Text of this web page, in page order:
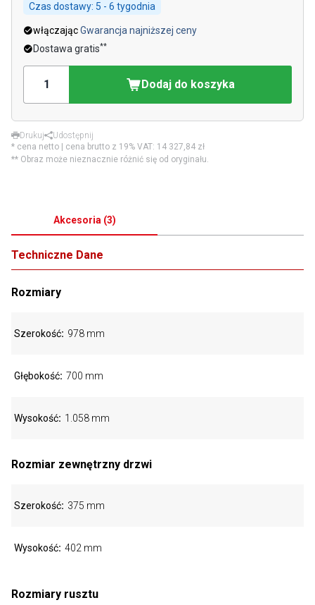
Czas dostawy: 5 - 6 tygodnia
włączającGwarancja najniższej ceny
Dostawa gratis**
Dodaj do koszyka
Drukuj
Udostępnij
* cena netto | cena brutto z 19% VAT: 14 327,84 zł
** Obraz może nieznacznie różnić się od oryginału.
Akcesoria (3)
Techniczne Dane
Rozmiary
Szerokość 978 mm
Głębokość 700 mm
Wysokość 1.058 mm
Rozmiar zewnętrzny drzwi
Szerokość 375 mm
Wysokość 402 mm
Rozmiary rusztu